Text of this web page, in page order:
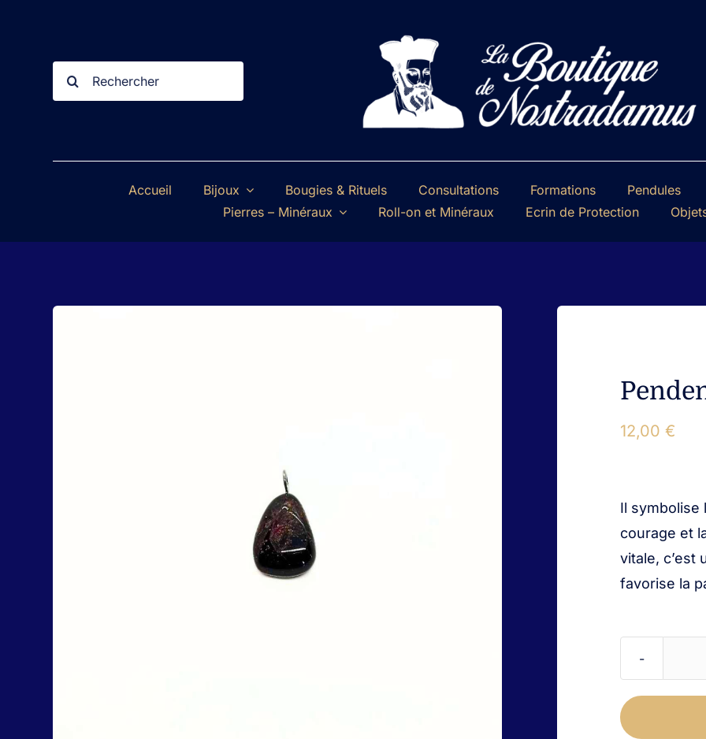
contenu
Rechercher:
Accueil Bijoux Bougies & Rituels Consultations Formations Pendules
Pierres – Minéraux
Roll-on et Minéraux Ecrin de Protection
12,00 €
Il symbolise
courage et
vitale, c’est
favorise la